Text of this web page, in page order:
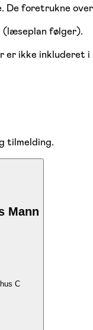
De foretrukne
(læseplan følger).
ikke inkluderet i
tilmelding.
Mann
C